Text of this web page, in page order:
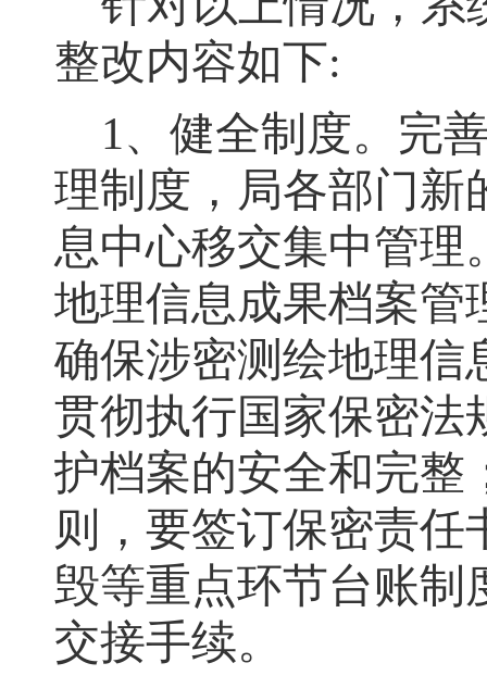
整改内容如下:
1、健全制度。 完
理制度 ， 局各部门新
息中心移交集中管理
地理信息成果档案管
确保涉密测绘地理信
贯彻执行国家保密法
护档案的安全和完整
则
， 要签订保密责任
毁等重点环节台账制
交接手续。